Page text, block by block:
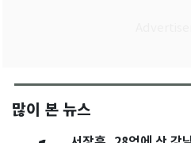
많이 본 뉴스